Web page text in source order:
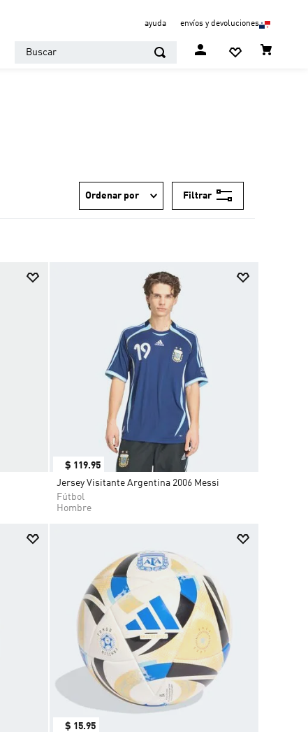
ayuda envíos y devoluciones
Buscar
Ordenar por Filtrar
$ 119.95
Jersey Visitante Argentina 2006 Messi
Fútbol
Hombre
$ 15.95